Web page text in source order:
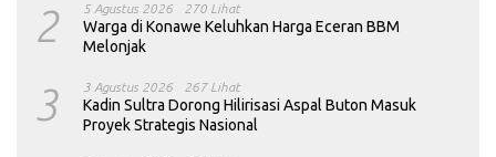
2 5 Agustus 2026 270 Lihat
Warga di Konawe Keluhkan Harga Eceran BBM
Melonjak
3 3 Agustus 2026 267 Lihat
Kadin Sultra Dorong Hilirisasi Aspal Buton Masuk
Proyek Strategis Nasional